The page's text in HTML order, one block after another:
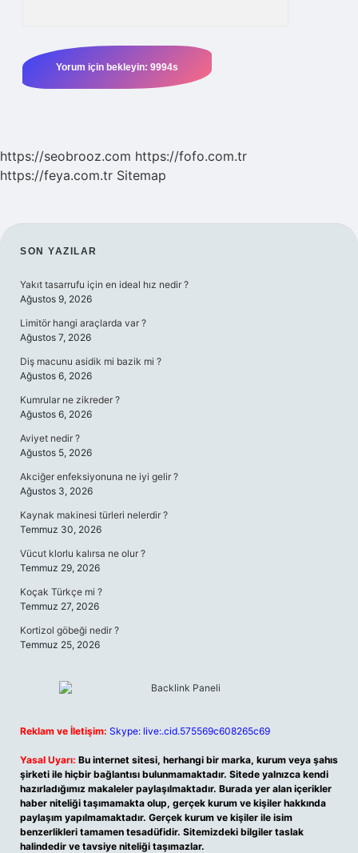
https://seobrooz.com https://fofo.com.tr
https://feya.com.tr Sitemap
SIDEBAR
SON YAZILAR
Yakıt tasarrufu için en ideal hız nedir ?
Ağustos 9, 2026
Limitör hangi araçlarda var ?
Ağustos 7, 2026
Diş macunu asidik mi bazik mi ?
Ağustos 6, 2026
Kumrular ne zikreder ?
Ağustos 6, 2026
Aviyet nedir ?
Ağustos 5, 2026
Akciğer enfeksiyonuna ne iyi gelir ?
Ağustos 3, 2026
Kaynak makinesi türleri nelerdir ?
Temmuz 30, 2026
Vücut klorlu kalırsa ne olur ?
Temmuz 29, 2026
Koçak Türkçe mi ?
Temmuz 27, 2026
Kortizol göbeği nedir ?
Temmuz 25, 2026
Reklam ve İletişim: Skype: live:.cid.575569c608265c69
Yasal Uyarı: Bu internet sitesi, herhangi bir marka, kurum veya şahıs
şirketi ile hiçbir bağlantısı bulunmamaktadır. Sitede yalnızca kendi
hazırladığımız makaleler paylaşılmaktadır. Burada yer alan içerikler
haber niteliği taşımamakta olup, gerçek kurum ve kişiler hakkında
paylaşım yapılmamaktadır. Gerçek kurum ve kişiler ile isim
benzerlikleri tamamen tesadüfidir. Sitemizdeki bilgiler taslak
halindedir ve tavsiye niteliği taşımazlar.